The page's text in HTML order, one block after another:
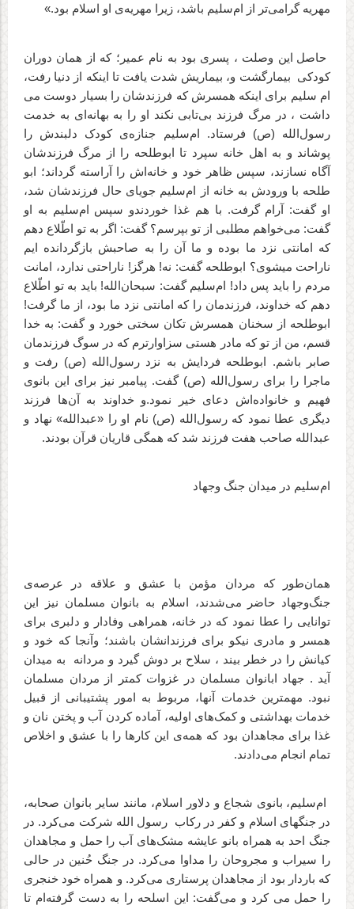
مهریه گرامی‌تر از ام‌سلیم باشد، زیرا مهریه‌ی او اسلام بود.»
حاصل این وصلت ، پسری بود به نام عمیر؛ که از همان دوران
کودکی بیمارگشت و، بیماریش شدت یافت تا اینکه از دنیا رفت،
ام سلیم برای اینکه همسرش که فرزندشان را بسیار دوست می
داشت ، در مرگ فرزند بی‌تابی نکند او را به بهانه‌‏ای‏ به خدمت
رسول‌الله (ص) فرستاد. ام‌سلیم جنازه‌ی کودک دلبندش را
پوشاند و به اهل خانه سپرد تا ابوطلحه را از مرگ فرزند‌شان
آگاه نسازند، سپس ظاهر خود و خانه‌اش را آراسته گرداند؛ ابو
طلحه با ورودش به خانه از ام‌سلیم جویای حال فرزندشان شد،
او گفت: آرام گرفت. با هم غذا خوردندو سپس ام‌سلیم به او
گفت: می‌خواهم مطلبی از تو بپرسم؟ گفت: اگر به تو اطّلاع دهم
که امانتی نزد ما بوده و ما آن را به صاحبش بازگردانده ایم
ناراحت می‏شوی؟ ابوطلحه گفت: نه! هرگز! ناراحتی ندارد، امانت
مردم را باید پس‏ داد! ام‌سلیم گفت: سبحان‌الله! باید به تو اطّلاع
دهم که خداوند، فرزندمان را که امانتی نزد ما بود، از ما گرفت!
ابوطلحه از سخنان همسرش تکان سختی خورد و گفت: به خدا
قسم، من از تو که مادر هستی سزاوارترم که در سوگ فرزندمان
صابر باشم. ابوطلحه فردایش به نزد رسول‌الله (ص) رفت و
ماجرا را برای رسول‌الله (ص) گفت. پیامبر نیز برای این بانوی
فهیم و خانواده‌اش دعای خیر نمود.و خداوند به آن‌ها فرزند
دیگری عطا نمود که رسول‌الله (ص) نام او را «عبدالله» نهاد و
عبدالله صاحب هفت فرزند شد که همگی قاریان قرآن بودند.
ام‌سلیم در میدان جنگ وجهاد
همان‌طور که مردان مؤمن با عشق و علاقه در عرصه‌ی
جنگ‌وجهاد حاضر می‌شدند، اسلام به بانوان مسلمان نیز این
توانایی را عطا‌ نمود که در خانه، همراهی وفادار و دلبری برای
همسر و مادری نیکو برای فرزندانشان باشند؛ وآنجا که خود و
کیانش را در خطر بیند ، سلاح بر دوش گیرد و مردانه
به میدان
آید . جهاد ابانوان مسلمان در غزوات کمتر از مردان مسلمان
نبود. مهمترین خدمات آنها، مربوط به امور پشتیبانی از قبیل
خدمات بهداشتی و کمک‌های اولیه، آماده کردن آب و پختن نان و
غذا برای مجاهدان بود که همه‌ی این کارها را با عشق و اخلاص
تمام انجام می‌دادند.
ام‌سلیم، بانوى شجاع و دلاور اسلام، مانند سایر بانوان صحابه،
در جنگ‏هاى اسلام و کفر در رکاب رسول الله شرکت می‌‏کرد. در
جنگ احد به همراه بانو‌‌ عایشه مشک‌های آب را حمل و مجاهدان
را سیراب و مجروحان را مداوا می‌‏کرد. در جنگ حُنین در حالى
که باردار بود از مجاهدان پرستاری می‌کرد. و همراه خود خنجری
را حمل می کرد و می‌‏گفت: این اسلحه را به دست گرفته‏‌ام تا